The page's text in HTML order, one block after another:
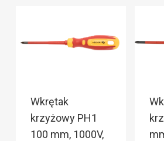
Wkrętak
krzyżowy PH1
100 mm, 1000V,